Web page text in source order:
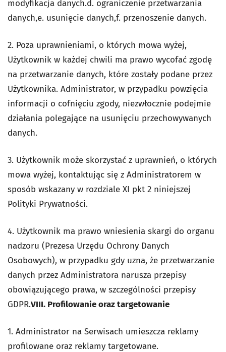
modyfikacja danych.d. ograniczenie przetwarzania
danych,e. usunięcie danych,f. przenoszenie danych.
2. Poza uprawnieniami, o których mowa wyżej,
Użytkownik w każdej chwili ma prawo wycofać zgodę
na przetwarzanie danych, które zostały podane przez
Użytkownika. Administrator, w przypadku powzięcia
informacji o cofnięciu zgody, niezwłocznie podejmie
działania polegające na usunięciu przechowywanych
danych.
3. Użytkownik może skorzystać z uprawnień, o których
mowa wyżej, kontaktując się z Administratorem w
sposób wskazany w rozdziale XI pkt 2 niniejszej
Polityki Prywatności.
4. Użytkownik ma prawo wniesienia skargi do organu
nadzoru (Prezesa Urzędu Ochrony Danych
Osobowych), w przypadku gdy uzna, że przetwarzanie
danych przez Administratora narusza przepisy
obowiązującego prawa, w szczególności przepisy
GDPR.VIII. Profilowanie oraz targetowanie
1. Administrator na Serwisach umieszcza reklamy
profilowane oraz reklamy targetowane.